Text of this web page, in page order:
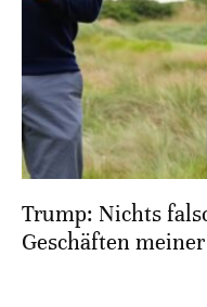
Trump: Nichts
Geschäften